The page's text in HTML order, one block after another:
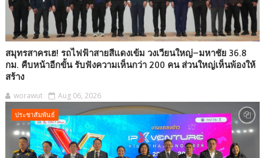
สมุทรสาครเฮ! รถไฟฟ้าสายสีแดงเข้ม วงเวียนใหญ่–มหาชัย 36.8
กม. คืบหน้าอีกขั้น รับฟังความเห็นกว่า 200 คน ส่วนใหญ่เห็นพ้องให้
สร้าง
worawut Aug 06, 2026
ประชาสัมพันธ์